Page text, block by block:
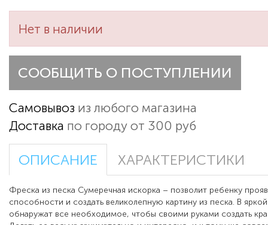
Нет в наличии
СООБЩИТЬ О ПОСТУПЛЕНИИ
Самовывоз из любого магазина
Доставка по городу от 300 руб
ОПИСАНИЕ ХАРАКТЕРИСТИКИ
Фреска из песка Сумеречная искорка – позволит ребенку
способности и создать великолепную картину из песка. В
обнаружат все необходимое, чтобы своими руками создать